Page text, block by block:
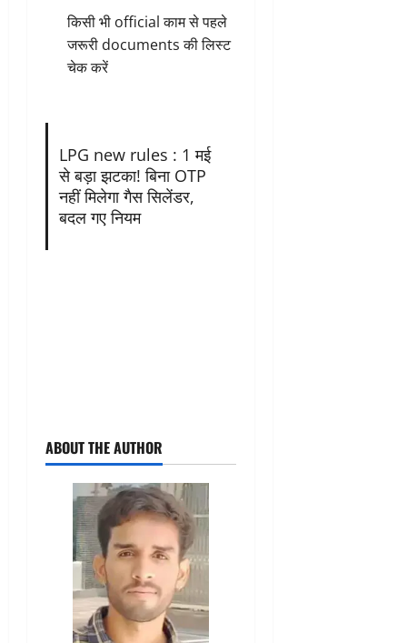
किसी भी official काम से पहले
जरूरी documents की लिस्ट
चेक करें
LPG new rules : 1 मई
से बड़ा झटका! बिना OTP
नहीं मिलेगा गैस सिलेंडर,
बदल गए नियम
ABOUT THE AUTHOR